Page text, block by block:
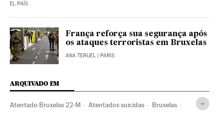
EL PAÍS
França reforça sua segurança após
os ataques terroristas em Bruxelas
ANA TERUEL | PARIS
ARQUIVADO EM
Atentado Bruxelas 22-M Atentados suicidas Bruxelas